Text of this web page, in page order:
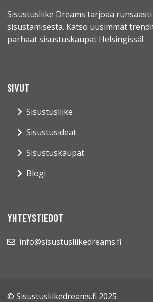
Sisustusliike Dreams tarjoaa
sisustamisesta. Katso uusimmat
parhaat sisustuskaupat Helsingissä!
SIVUT
Sisustusliike
Sisustusideat
Sisustuskaupat
Blogi
YHTEYSTIEDOT
info@sisustusliikedreams.fi
© Sisustusliikedreams.fi 2025